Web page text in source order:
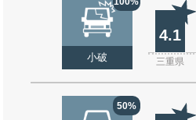
小破
4.1
三重県
50%